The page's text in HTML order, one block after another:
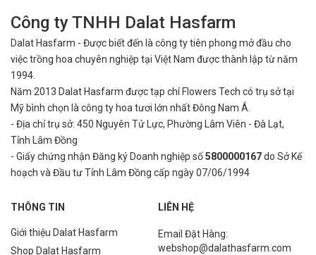
Công ty TNHH Dalat Hasfarm
Dalat Hasfarm - Được biết đến là công ty tiên phong mở đầu cho
việctrồng hoa chuyên nghiệp tại Việt Nam được thành lập từ năm
1994.
Năm 2013 Dalat Hasfarm được tạp chí Flowers Tech có trụ sở tại
Mỹ bình chọn là công ty hoa tươi lớn nhất Đông Nam Á.
- Địa chỉ trụ sở: 450 Nguyên Tử Lực, Phường Lâm Viên - Đà Lạt,
Tỉnh Lâm Đồng
- Giấy chứng nhận Đăng ký Doanh nghiệp số5800000167do Sở Kế
hoạch và Đầu tư Tỉnh Lâm Đồng cấp ngày 07/06/1994
THÔNG TIN
Giới thiệu Dalat Hasfarm
Shop Dalat Hasfarm
LIÊN HỆ
Email Đặt Hàng:
webshop@dalathasfarm.com